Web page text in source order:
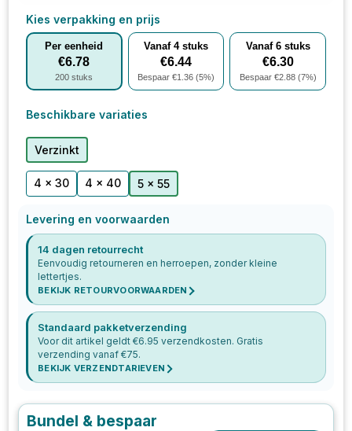
Kies verpakking en prijs
Per eenheid
€6.78
200 stuks
Vanaf 4stuks
€6.44
Bespaar €1.36 (5%)
Vanaf 6stuks
€6.30
Bespaar €2.88(7%)
Beschikbare variaties
Verzinkt
4 x 30 4 x 40 5 x 55
Levering en voorwaarden
14 dagen retourrecht
Eenvoudig retourneren en herroepen, zonder kleine
lettertjes.
BEKIJK RETOURVOORWAARDEN
Standaard pakketverzending
Voor dit artikel geldt €6.95 verzendkosten. Gratis
verzending vanaf €75.
BEKIJK VERZENDTARIEVEN
Bundel & bespaar